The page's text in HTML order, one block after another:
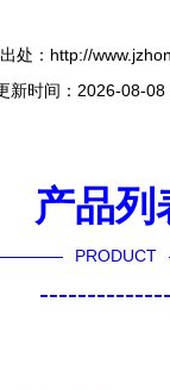
处：http://
新时间：2026-08-08
产品列
PRODUCT